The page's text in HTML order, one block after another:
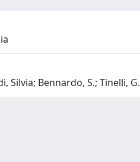
Silvia; Bennardo, S.; Tinelli, G.